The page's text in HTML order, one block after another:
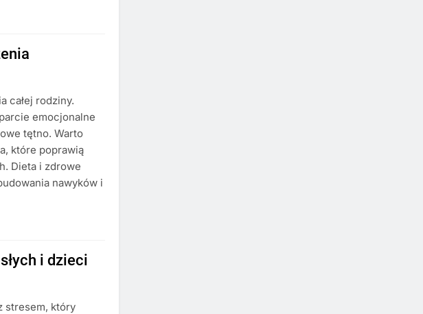
całej rodziny.
emocjonalne
tętno. Warto
które poprawią
Dieta i zdrowe
nawyków i
i dzieci
stresem, który